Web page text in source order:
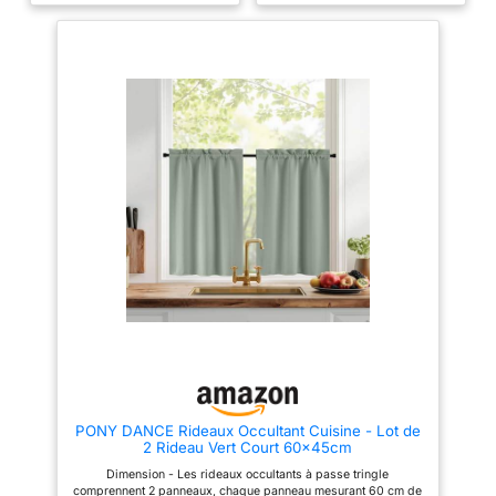
lumière tout en bloquant la vue
Doté d'une bordure de 3 cm et
d'un passe-tringle de 7 cm, ce
modèle s'adapte aux tringles
café standard. Deux poids de
10g intégrés aux côtés
naturel, qui reste parfaitement
lisse même sous une légère
USAGE POLYVALENT
styles campagnard, scandinave
ou moderne. Idéal pour fenêtres
d'évier, alliant esthétique
l'intimité
SPÉCIFICATIONS
décoratifs aspect lin. Chaque
n'est pas souhaitée. Taille &
anneaux : Chaque rideau
(140x145 cm) possède 8
anneaux métalliques argentés
(Ø 4 cm) assurant une glisse
fluide même sur rails anciens
lumière : scintillantes ou filtrant
doucement la lumière pour la
concentration (télétravail). Tissu
polyester translucide imitant le
lin, s'harmonisant avec bois
clairs et lainages. Sa teinte mate
machine à 30°C (programme
si nécessaire. Même les plis
d'emballage disparaissent en
parfait pour le rythme du
PONY DANCE Rideaux Occultant Cuisine - Lot de
2 Rideau Vert Court 60x45cm
Dimension - Les rideaux occultants à passe tringle
comprennent 2 panneaux, chaque panneau mesurant 60 cm de